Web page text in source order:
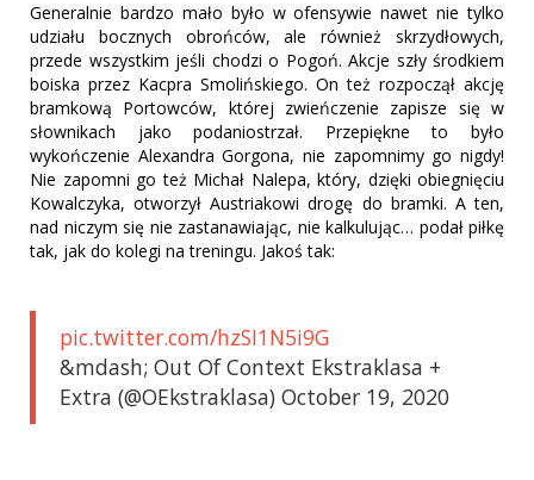
Generalnie bardzo mało było w ofensywie nawet nie tylko
udziału bocznych obrońców, ale również skrzydłowych,
przede wszystkim jeśli chodzi o Pogoń. Akcje szły środkiem
boiska przez Kacpra Smolińskiego. On też rozpoczął akcję
bramkową Portowców, której zwieńczenie zapisze się w
słownikach jako podaniostrzał. Przepiękne to było
wykończenie Alexandra Gorgona, nie zapomnimy go nigdy!
Nie zapomni go też Michał Nalepa, który, dzięki obiegnięciu
Kowalczyka, otworzył Austriakowi drogę do bramki. A ten,
nad niczym się nie zastanawiając, nie kalkulując… podał piłkę
tak, jak do kolegi na treningu. Jakoś tak:
pic.twitter.com/hzSI1N5i9G
&mdash; Out Of Context Ekstraklasa +
Extra (@OEkstraklasa) October 19, 2020